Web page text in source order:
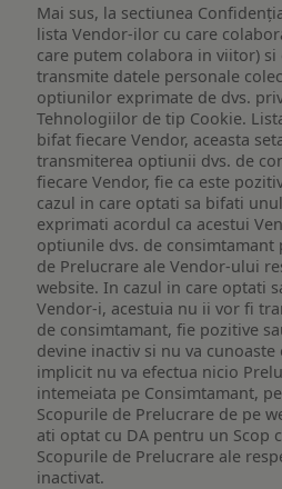
Mai sus, la sectiunea
lista Vendor-ilor cu care
care putem colabora in viitor) si
transmite datele personale
optiunilor exprimate de dvs.
Tehnologiilor de tip Cookie.
bifat fiecare Vendor, aceasta
transmiterea optiunii dvs. de
fiecare Vendor, fie ca este
cazul in care optati sa bifati
exprimati acordul ca acestui
optiunile dvs. de
de Prelucrare ale Vendor-ului
website. In cazul in care optati
Vendor-i, acestuia nu ii vor fi
de consimtamant, fie pozitive
devine inactiv si nu va
implicit nu va efectua nicio
intemeiata pe Consimtamant,
Scopurile de Prelucrare de pe
ati optat cu DA pentru un Scop
Scopurile de Prelucrare ale
inactivat.